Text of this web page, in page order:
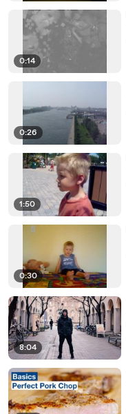
0:14
0:26
1:50
0:30
8:04